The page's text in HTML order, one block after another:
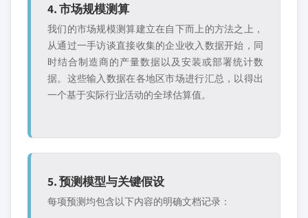
4. 市场规模测算
我们的市场规模测算建立在自下而上的方法之上，
从通过一手访谈直接收集的企业收入数据开始，同
时结合制造商的产量数据以及安装或部署统计数
据。这些输入数据在各地区市场进行汇总，以得出
一个基于实际行业活动的全球估算值。
5. 预测模型与关键假设
每项预测均包含以下内容的明确文档记录：